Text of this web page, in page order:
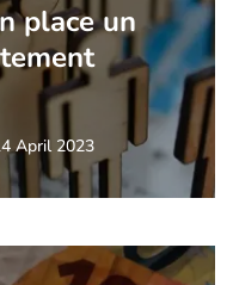
place un
April 2023